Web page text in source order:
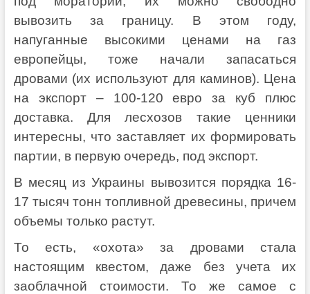
вывозить за границу. В этом году,
напуганные высокими ценами на газ
европейцы, тоже начали запасаться
дровами (их используют для каминов). Цена
на экспорт – 100-120 евро за куб плюс
доставка. Для лесхозов такие ценники
интересны, что заставляет их формировать
партии, в первую очередь, под экспорт.
В месяц из Украины вывозится порядка 16-
17 тысяч тонн топливной древесины, причем
объемы только растут.
То есть, «охота» за дровами стала
настоящим квестом, даже без учета их
заоблачной стоимости. То же самое с